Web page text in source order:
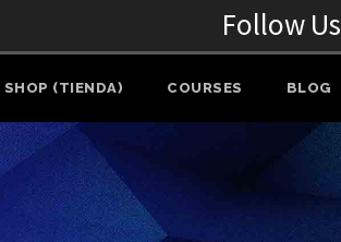
Follow Us
SHOP (TIENDA) COURSES BLOG